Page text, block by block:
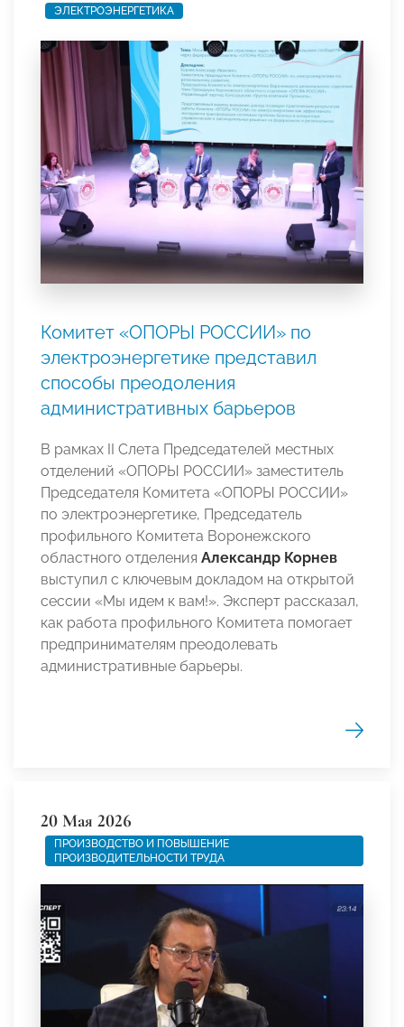
ЭЛЕКТРОЭНЕРГЕТИКА
Комитет «ОПОРЫ РОССИИ» по
электроэнергетике представил
способы преодоления
административных барьеров
В рамках II Слета Председателей местных
отделений «ОПОРЫ РОССИИ» заместитель
Председателя Комитета «ОПОРЫ РОССИИ»
по электроэнергетике, Председатель
профильного Комитета Воронежского
областного отделения Александр Корнев
выступил с ключевым докладом на открытой
сессии «Мы идем к вам!». Эксперт рассказал,
как работа профильного Комитета помогает
предпринимателям преодолевать
административные барьеры.
20 Мая 2026
ПРОИЗВОДСТВО И ПОВЫШЕНИЕ
ПРОИЗВОДИТЕЛЬНОСТИ ТРУДА